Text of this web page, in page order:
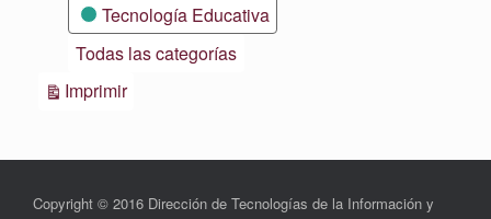
Tecnología Educativa
Todas las categorías
ImprimirVistas
Copyright © 2016 Dirección de Tecnologías de la Información y